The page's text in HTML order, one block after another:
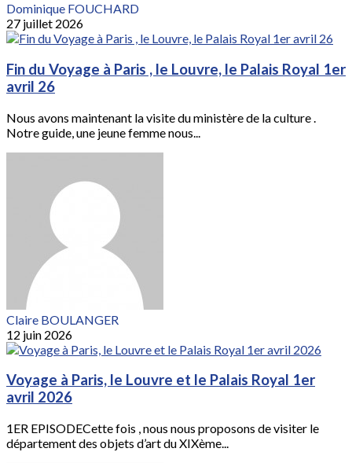
Dominique FOUCHARD
27 juillet 2026
Fin du Voyage à Paris , le Louvre, le Palais Royal 1er
avril 26
Nous avons maintenant la visite du ministère de la culture .
Notre guide, une jeune femme nous...
Claire BOULANGER
12 juin 2026
Voyage à Paris, le Louvre et le Palais Royal 1er
avril 2026
1ER EPISODECette fois , nous nous proposons de visiter le
département des objets d’art du XIXème...